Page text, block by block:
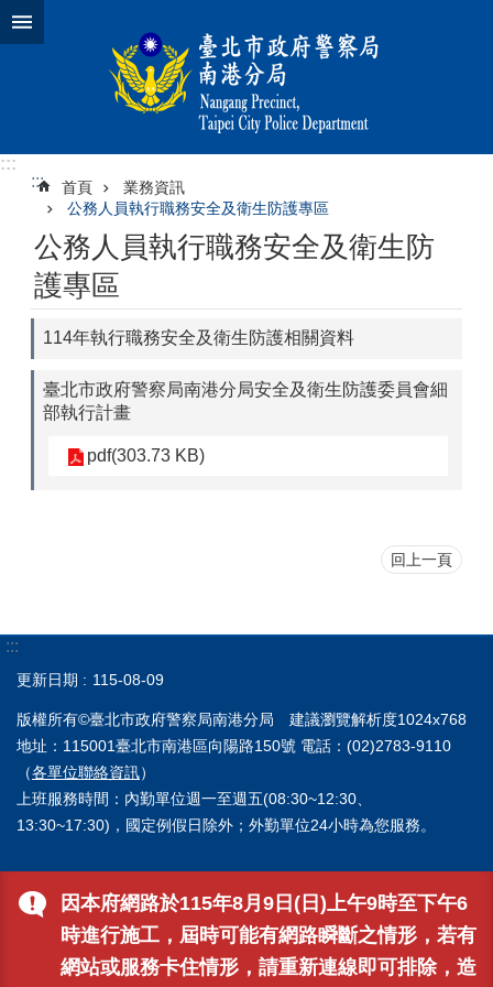
跳到主要內容區塊
:::
因本府網路於115年8月9日(日)上午9時至下午6
時進行施工，屆時可能有網路瞬斷之情形，若有
網站或服務卡住情形，請重新連線即可排除，造
::: 首頁
業務資訊
公務人員執行職務安全及衛生防護專區
公務人員執行職務安全及衛生防
護專區
114年執行職務安全及衛生防護相關資料
臺北市政府警察局南港分局安全及衛生防護委員會細
部執行計畫
pdf(303.73 KB)
回上一頁
:::
更新日期 115-08-09
版權所有©臺北市政府警察局南港分局 建議瀏覽解析度1024x768
地址：115001臺北市南港區向陽路150號 電話：(02)2783-9110
（各單位聯絡資訊）
上班服務時間：內勤單位週一至週五(08:30~12:30、
13:30~17:30)，國定例假日除外；外勤單位24小時為您服務。